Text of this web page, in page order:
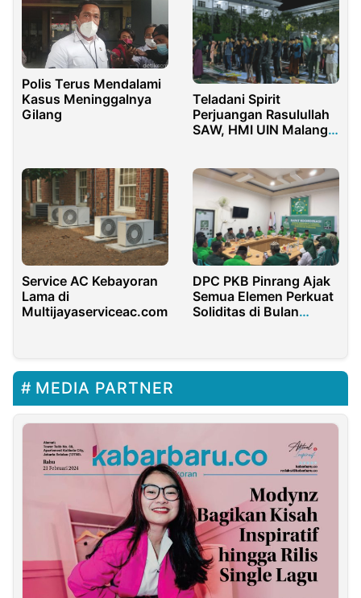
Polis Terus Mendalami
Kasus Meninggalnya
Gilang
Teladani Spirit
Perjuangan Rasulullah
SAW, HMI UIN Malang
Service AC Kebayoran
Lama di
Multijayaserviceac.com
DPC PKB Pinrang Ajak
Semua Elemen Perkuat
Soliditas di Bulan
MEDIA PARTNER